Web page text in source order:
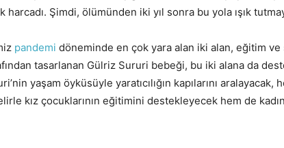
harcadı. Şimdi, ölümünden iki yıl sonra bu yola ışık
pandemi döneminde en çok yara alan iki alan, eğitim ve
tasarlanan Gülriz Sururi bebeği, bu iki alana da
yaşam öyküsüyle yaratıcılığın kapılarını aralayacak,
kız çocuklarının eğitimini destekleyecek hem de